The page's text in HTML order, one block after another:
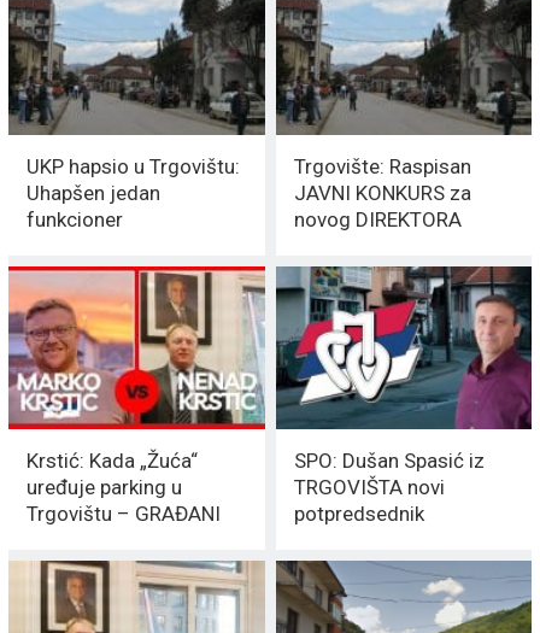
UKP hapsio u Trgovištu:
Uhapšen jedan
funkcioner
Trgovište: Raspisan
JAVNI KONKURS za
novog DIREKTORA
Krstić: Kada „Žuća“
uređuje parking u
Trgovištu – GRAĐANI
SPO: Dušan Spasić iz
TRGOVIŠTA novi
potpredsednik